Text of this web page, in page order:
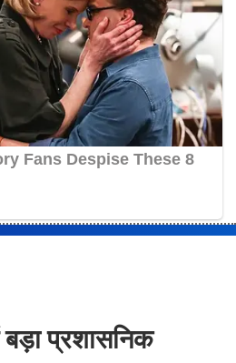
बड़ा प्रशासनिक